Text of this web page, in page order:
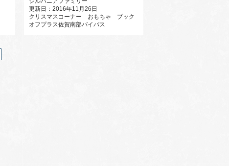
更新日：2016年11月26日
クリスマスコーナー おもちゃ ブック
オフプラス佐賀南部バイパス